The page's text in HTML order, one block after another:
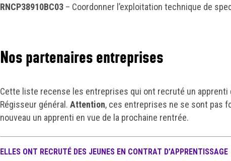
RNCP38910BC03 – Coordonner l’exploitation technique de
Nos partenaires entreprises
Cette liste recense les entreprises qui ont recruté un apprenti
Régisseur général. Attention, ces entreprises ne se sont pas
nouveau un apprenti en vue de la prochaine rentrée.
ELLES ONT RECRUTÉ DES JEUNES EN CONTRAT D’APPRENTISSAGE